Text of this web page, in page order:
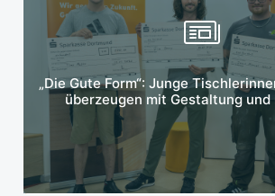
„Die Gute Form“: Junge
überzeugen mit Gestaltung und
Mehr erfahren